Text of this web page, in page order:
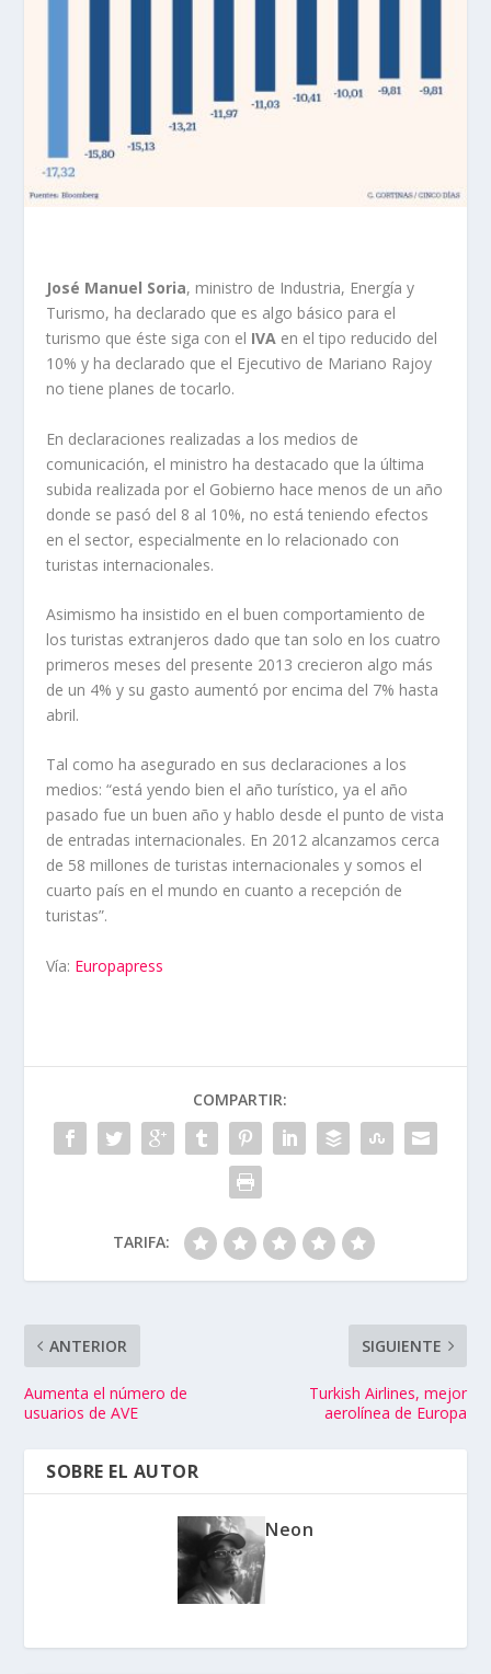
José Manuel Soria, ministro de Industria, Energía y
Turismo, ha declarado que es algo básico para el
turismo que éste siga con el IVA en el tipo reducido del
10% y ha declarado que el Ejecutivo de Mariano Rajoy
no tiene planes de tocarlo.
En declaraciones realizadas a los medios de
comunicación, el ministro ha destacado que la última
subida realizada por el Gobierno hace menos de un año
donde se pasó del 8 al 10%, no está teniendo efectos
en el sector, especialmente en lo relacionado con
turistas internacionales.
Asimismo ha insistido en el buen comportamiento de
los turistas extranjeros dado que tan solo en los cuatro
primeros meses del presente 2013 crecieron algo más
de un 4% y su gasto aumentó por encima del 7% hasta
abril.
Tal como ha asegurado en sus declaraciones a los
medios: “está yendo bien el año turístico, ya el año
pasado fue un buen año y hablo desde el punto de vista
de entradas internacionales. En 2012 alcanzamos cerca
de 58 millones de turistas internacionales y somos el
cuarto país en el mundo en cuanto a recepción de
turistas”.
Vía: Europapress
COMPARTIR:
TARIFA:
ANTERIOR
Aumenta el número de
usuarios de AVE
SIGUIENTE
Turkish Airlines, mejor
aerolínea de Europa
SOBRE EL AUTOR
Neon